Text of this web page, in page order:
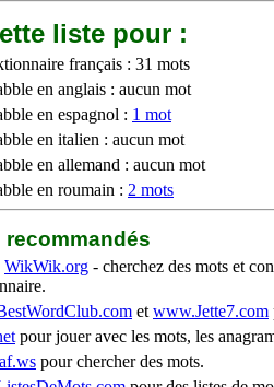
liste pour :
français : 31 mots
en anglais : aucun mot
en espagnol : 1 mot
en italien : aucun mot
en allemand : aucun mot
en roumain : 2 mots
recommandés
WikWik.org - cherchez des mots et
et www.Jette7.com
pour jouer avec les mots, les
pour chercher des mots.